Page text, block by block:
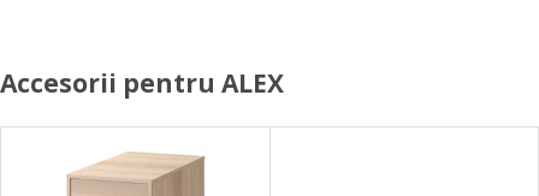
Accesorii pentru ALEX